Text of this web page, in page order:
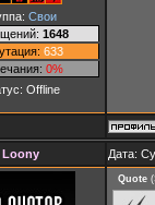
Свои
1648
633
0%
Offline
Loony Дата:
Quote (